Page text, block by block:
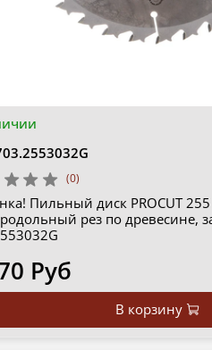
(0)
Пильный диск PROCUT
рез по древесине,
Руб
В корзину